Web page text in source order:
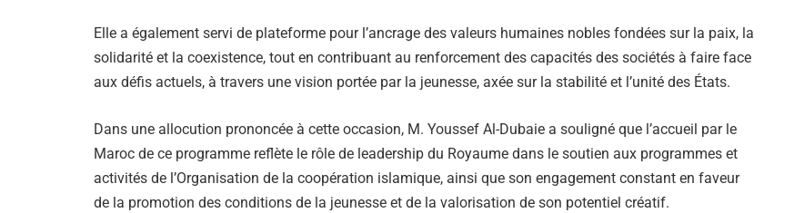
Elle a également servi de plateforme pour l’ancrage des valeurs humaines nobles fondées sur la paix, la
solidarité et la coexistence, tout en contribuant au renforcement des capacités des sociétés à faire face
aux défis actuels, à travers une vision portée par la jeunesse, axée sur la stabilité et l’unité des États.
Dans une allocution prononcée à cette occasion, M. Youssef Al-Dubaie a souligné que l’accueil par le
Maroc de ce programme reflète le rôle de leadership du Royaume dans le soutien aux programmes et
activités de l’Organisation de la coopération islamique, ainsi que son engagement constant en faveur
de la promotion des conditions de la jeunesse et de la valorisation de son potentiel créatif.